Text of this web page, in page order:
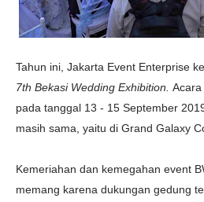
Tahun ini, Jakarta Event Enterprise
7th Bekasi Wedding Exhibition.
pada tanggal 13 - 15 September
masih sama, yaitu di Grand Galaxy
Kemeriahan dan kemegahan event
memang karena dukungan gedung